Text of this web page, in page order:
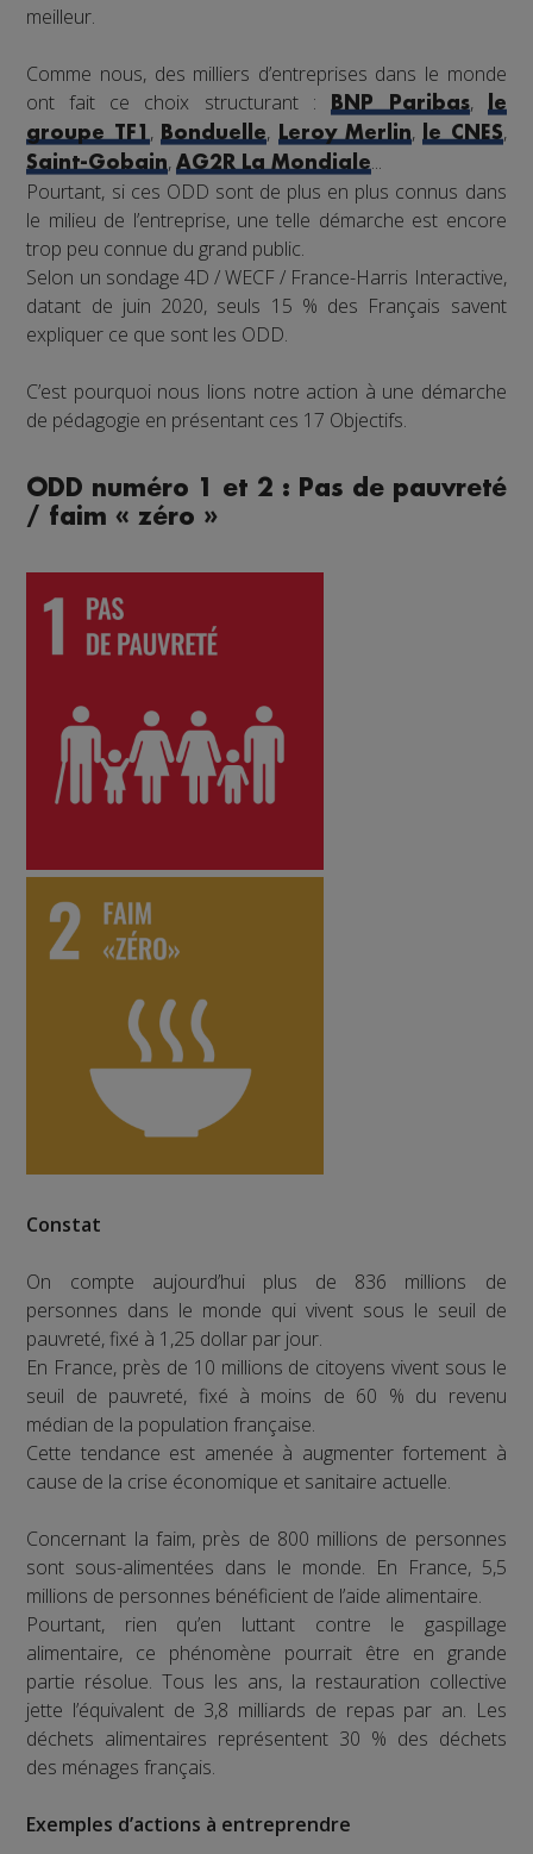
meilleur.
Comme nous, des milliers d’entreprises dans le monde
ont fait ce choix structurant :
BNP Paribas,
le
groupe TF1 , Bonduelle, Leroy Merlin, le CNES,
Saint-Gobain,AG2R La Mondiale...
Pourtant, si ces ODD sont de plus en plus connus dans
le milieu de l’entreprise, une telle démarche est encore
trop peu connue du grand public.
Selon un sondage 4D / WECF / France-Harris Interactive,
datant de juin 2020, seuls 15 % des Français savent
expliquer ce que sont les ODD.
C’est pourquoi nous lions notre action à une démarche
de pédagogie en présentant ces 17 Objectifs.
ODD numéro 1 et 2 : Pas de pauvreté
/ faim « zéro »
Constat
On compte aujourd’hui plus de 836 millions de
personnes dans le monde qui vivent sous le seuil de
pauvreté, fixé à 1,25 dollar par jour.
En France, près de 10 millions de citoyens vivent sous le
seuil de pauvreté, fixé à moins de 60 % du revenu
médian de la population française.
Cette tendance est amenée à augmenter fortement à
cause de la crise économique et sanitaire actuelle.
Concernant la faim, près de 800 millions de personnes
sont sous-alimentées dans le monde. En France, 5,5
millions de personnes bénéficient de l’aide alimentaire.
Pourtant, rien qu’en luttant contre le gaspillage
alimentaire, ce phénomène pourrait être en grande
partie résolue. Tous les ans, la restauration collective
jette l’équivalent de 3,8 milliards de repas par an. Les
déchets alimentaires représentent 30 % des déchets
des ménages français.
Exemples d’actions à entreprendre